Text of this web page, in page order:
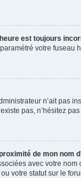
est toujours
votre
n’ait pas
pas, n’hésitez
de mon nom
avec votre
votre statut sur le